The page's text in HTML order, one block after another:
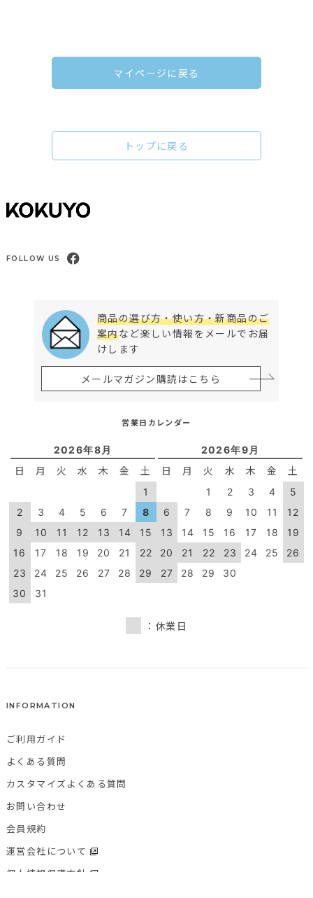
マイページに戻る
トップに戻る
FOLLOW US
商品の選び方・使い方・新商品のご
案内など楽しい情報をメールでお届
けします
メールマガジン購読はこちら
営業日カレンダー
2026年8月
日 月 火 水 木 金 土
1
2
3 4 5 6 7
8
9
10 11 12 13 14
15
16
17 18 19 20 21
22
23
24 25 26 27 28
29
30
31
2026年9月
日 月 火 水 木 金 土
1 2 3 4
5
6
7 8 9 10 11
12
13
14 15 16 17 18
19
20
21 22 23 24 25
26
27
28 29 30
：休業日
INFORMATION
ご利用ガイド
よくある質問
カスタマイズよくある質問
お問い合わせ
会員規約
運営会社について
個人情報保護方針